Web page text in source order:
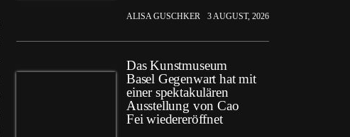
ALISA GUSCHKER 3 AUGUST, 2026
Das Kunstmuseum
Basel Gegenwart hat mit
einer spektakulären
Ausstellung von Cao
Fei wiedereröffnet